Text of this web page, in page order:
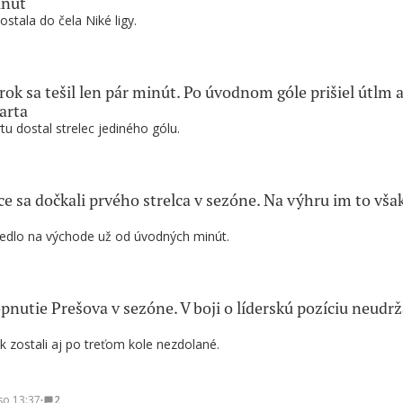
do čela Niké ligy.
dostal strelec jediného gólu.
sa tešil len pár minút. Po úvodnom góle prišiel útlm
na východe už od úvodných minút.
sa dočkali prvého strelca v sezóne. Na výhru im to
zostali aj po treťom kole nezdolané.
Prešova v sezóne. V boji o líderskú pozíciu
13:37∙ 2